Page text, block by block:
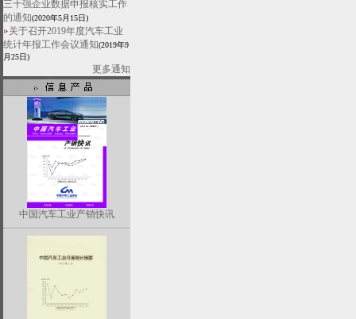
三十强企业数据申报核实工作
的通知(2020年5月15日)
关于召开2019年度汽车工业
统计年报工作会议通知(2019年9
月25日)
更多通知
中国汽车工业产销快讯